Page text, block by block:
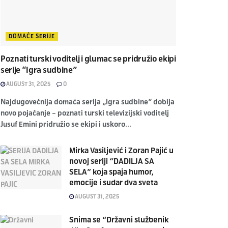
DOMAĆE SERIJE
Poznati turski voditelj i glumac se pridružio ekipi
serije “Igra sudbine”
AUGUST 31, 2025 0
Najdugovečnija domaća serija „Igra sudbine“ dobija
novo pojačanje – poznati turski televizijski voditelj
Jusuf Emini pridružio se ekipi i uskoro...
Mirka Vasiljević i Zoran Pajić u
novoj seriji “DADILJA SA
SELA” koja spaja humor,
emocije i sudar dva sveta
AUGUST 31, 2025
Snima se “Državni službenik